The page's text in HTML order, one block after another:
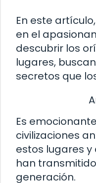
En este
en el
descubrir los
lugares,
secretos que
Es
civilizaciones
estos lugares y
han
generación.